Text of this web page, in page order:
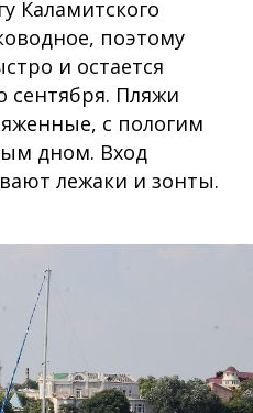
Каламитского
поэтому
и остается
сентября. Пляжи
с пологим
дном. Вход
лежаки и зонты.